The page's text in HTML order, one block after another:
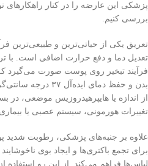
پزشکی این عارضه را در کنار راهکارهای
بررسی کنیم.
تعریق یکی از حیاتی‌ترین و طبیعی‌ترین
تعدیل دما و دفع حرارت اضافی است. با
فرآیند تبخیر روی پوست صورت می‌گیرد
بدن و حفظ دمای
از اندازه یا هایپرهیدروزیس موضعی، در
تغییرات هورمونی، سیستم عصبی یا
علاوه بر جنبه‌های پزشکی، رطوبت
برای تجمع باکتری‌ها و ایجاد بوی
لباس‌ها فراهم می‌کند. از این رو استفاده